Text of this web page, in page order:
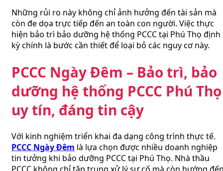
Những rủi ro này không chỉ ảnh hưởng đến tài sản mà
còn đe dọa trực tiếp đến an toàn con người. Việc thực
hiện bảo trì bảo dưỡng hệ thống PCCC tại Phú Thọ định
kỳ chính là bước cần thiết để loại bỏ các nguy cơ này.
PCCC Ngày Đêm – Bảo trì, bảo
dưỡng hệ thống PCCC Phú Thọ
uy tín, đáng tin cậy
Với kinh nghiệm triển khai đa dạng công trình thực tế.
PCCC Ngày Đêm là lựa chọn được nhiều doanh nghiệp
tin tưởng khi bảo dưỡng PCCC tại Phú Thọ. Nhà thầu